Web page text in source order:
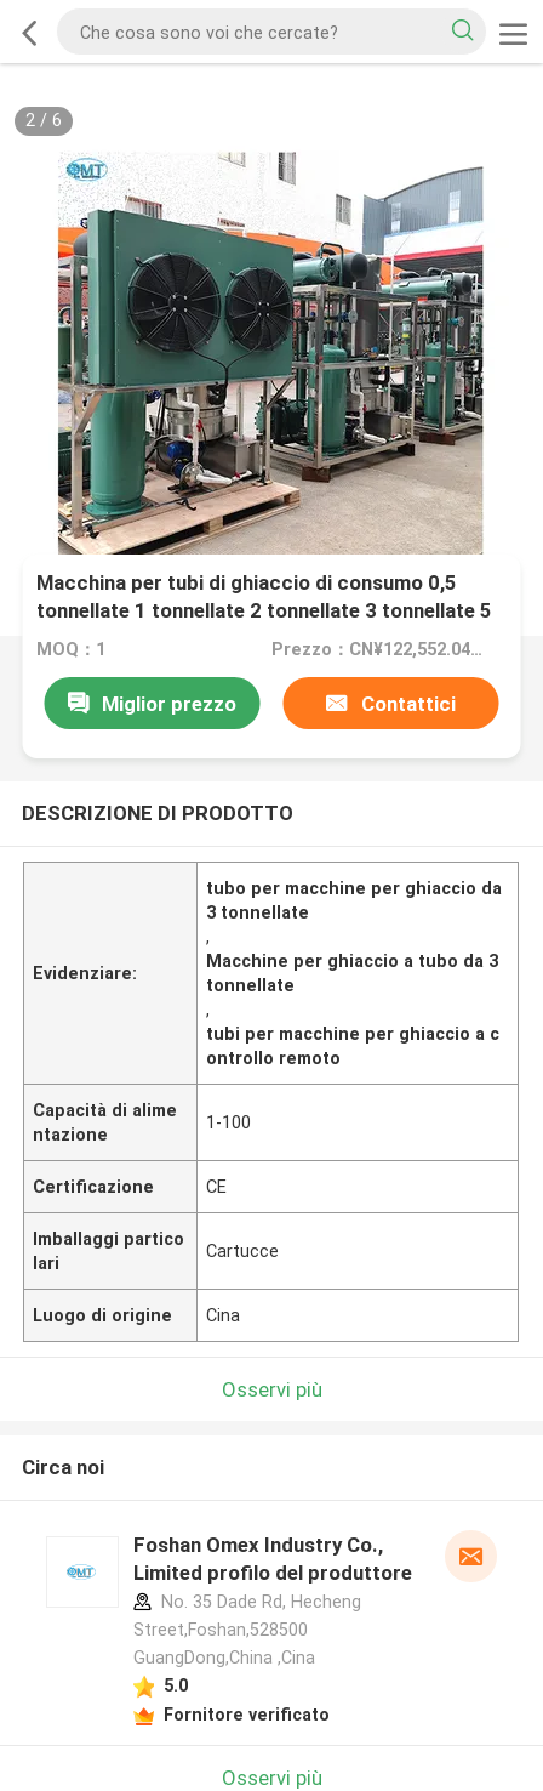
2/ 6
Macchina per tubi di ghiaccio di consumo 0,5
tonnellate 1 tonnellate 2 tonnellate 3 tonnellate 5
tonnellate 10 tonnellate 20 tonnellate con
MOQ：1 Prezzo：CN¥122,552.04/sets 1-2 sets
Miglior prezzo Contattici
DESCRIZIONE DI PRODOTTO
Evidenziare:
tubo per macchine per ghiaccio da
3 tonnellate
,
Macchine per ghiaccio a tubo da 3
tonnellate
,
tubi per macchine per ghiaccio a c
ontrollo remoto
Capacità di alime
ntazione
1-100
Certificazione CE
Imballaggi partico
lari
Cartucce
Luogo di origine Cina
Osservi più
Circa noi
Foshan Omex Industry Co.,
Limited profilo del produttore
No. 35 Dade Rd, Hecheng
Street,Foshan,528500
GuangDong,China ,Cina
5.0
Fornitore verificato
Osservi più